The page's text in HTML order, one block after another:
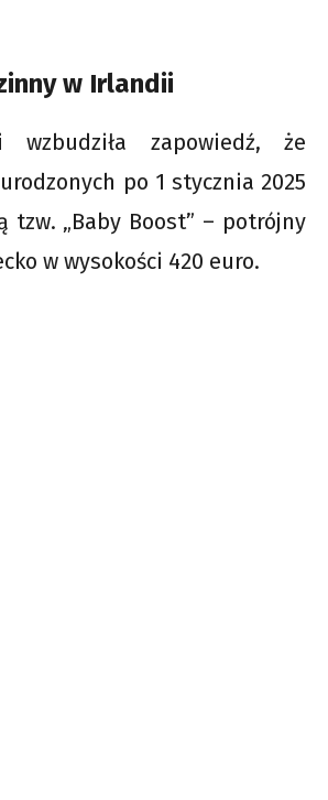
w Irlandii
wzbudziła zapowiedź, że
po 1 stycznia 2025
tzw. „Baby Boost” – potrójny
w wysokości 420 euro.